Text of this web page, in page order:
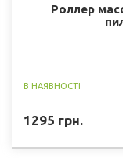
Роллер
В НАЯВНОСТІ
1295 грн.